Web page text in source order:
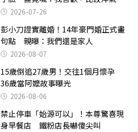
2026-07-26
彭小刀證實離婚！14年豪門婚正式畫
句點 親曝：我們還是家人
2026-08-07
15歲倒追27歲男！交往1個月懷孕
36歲當阿嬤故事曝光
2026-08-06
禁止停車「始源可以」！本尊驚喜現
身早餐店 鐵粉店長嚇傻尖叫